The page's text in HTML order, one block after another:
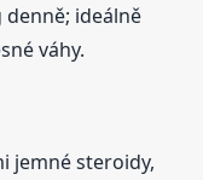
denně; ideálně
váhy.
jemné steroidy,